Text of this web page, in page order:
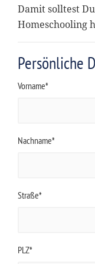
Damit solltest
Homeschooling
Persönliche
Vorname*
Nachname*
Straße*
PLZ*